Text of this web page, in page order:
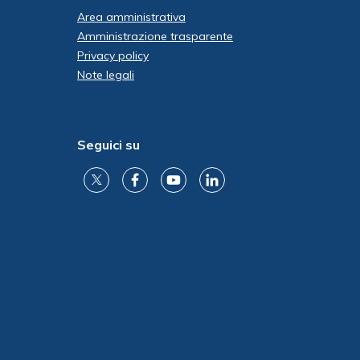
Area amministrativa
Amministrazione trasparente
Privacy policy
Note legali
Seguici su